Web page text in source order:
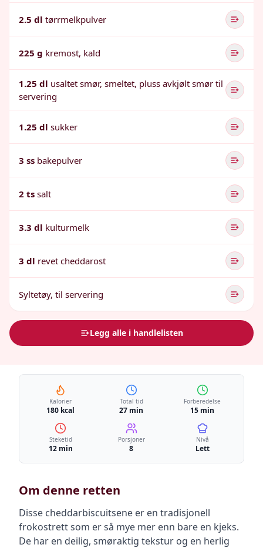
2.5 dl tørrmelkpulver
225 g kremost, kald
1.25 dl usaltet smør, smeltet, pluss avkjølt smør til
servering
1.25 dl sukker
3 ss bakepulver
2 ts salt
3.3 dl kulturmelk
3 dl revet cheddarost
Syltetøy, til servering
Legg alle i handlelisten
Kalorier
180 kcal
Total tid
27 min
Forberedelse
15 min
Steketid
12 min
Porsjoner
8
Nivå
Lett
Om denne retten
Disse cheddarbiscuitsene er en tradisjonell
frokostrett som er så mye mer enn bare en kjeks.
De har en deilig, smøraktig tekstur og en herlig